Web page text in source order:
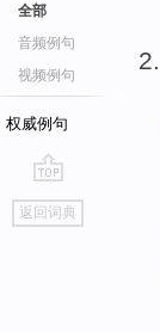
全部
音频例句
视频例句
权威例句
go
top
返回词典